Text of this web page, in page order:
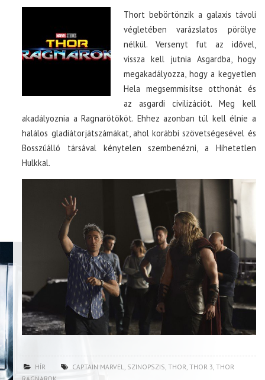
Thort bebörtönzik a galaxis távoli
végletében varázslatos pörölye
nélkül. Versenyt fut az idővel,
vissza kell jutnia Asgardba, hogy
megakadályozza, hogy a kegyetlen
Hela megsemmisítse otthonát és
az asgardi civilizációt. Meg kell
akadályoznia a Ragnarötököt. Ehhez azonban túl kell élnie a
halálos gladiátorjátszámákat, ahol korábbi szövetségesével és
Bosszúálló társával kénytelen szembenézni, a Hihetetlen
Hulkkal.
HÍR CAPTAIN MARVEL, SZINOPSZIS,THOR,THOR 3,THOR